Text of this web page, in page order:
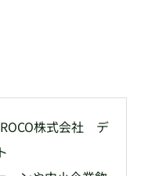
株式会社 デ